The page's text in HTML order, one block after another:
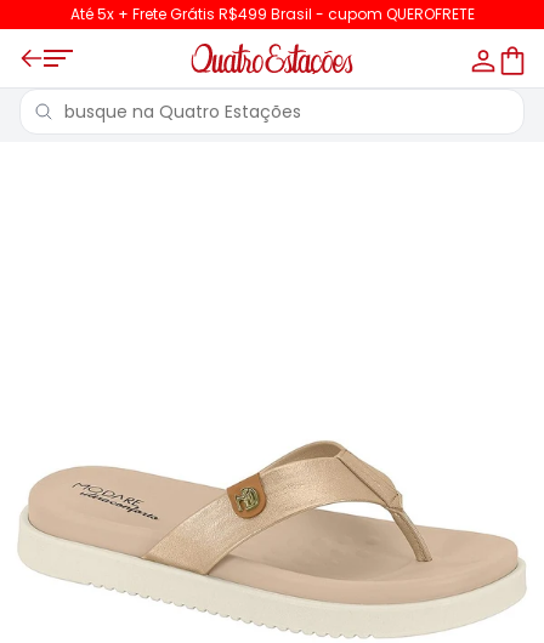
Até 5x + Frete Grátis R$499 Brasil - cupom QUEROFRETE